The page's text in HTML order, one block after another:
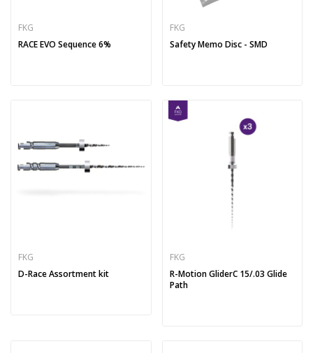
FKG
RACE EVO Sequence 6%
FKG
Safety Memo Disc - SMD
FKG
D-Race Assortment kit
FKG
R-Motion GliderC 15/.03 Glide
Path